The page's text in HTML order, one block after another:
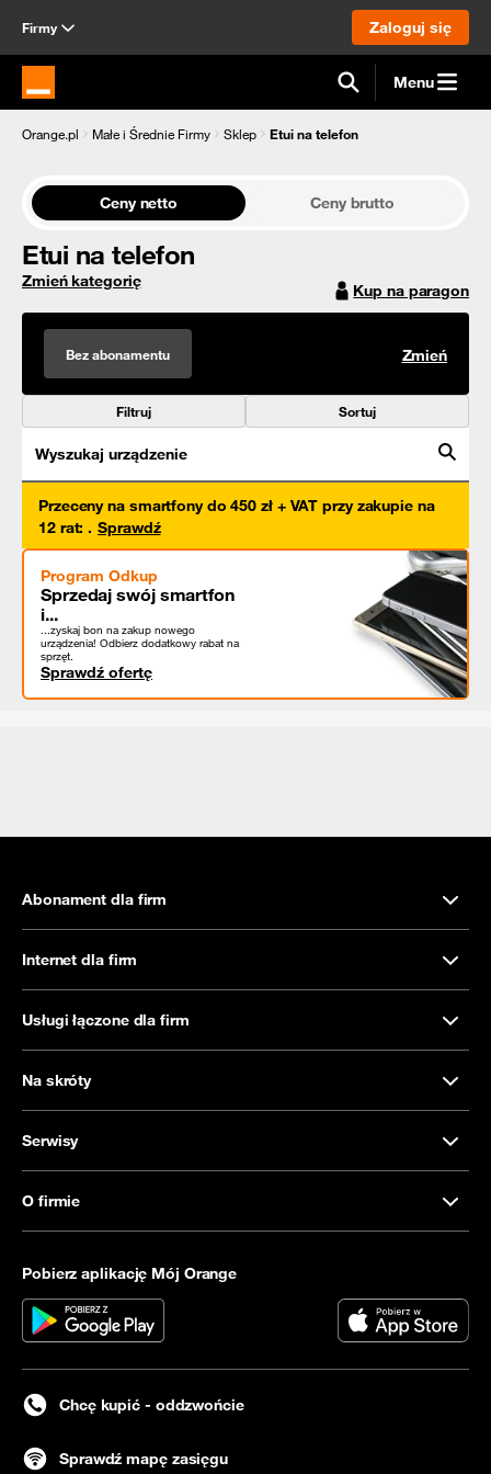
Firmy Zaloguj się
Strona główna Orange.pl Menu
Orange.pl Małe i Średnie Firmy Sklep Etui na telefon
Ceny netto Ceny brutto
Etui na telefon
Zmień kategorię Kup na paragon
Bez abonamentu Zmień
Filtruj Sortuj
Wyszukaj urządzenie
Przeceny na smartfony do 450 zł + VAT przy zakupie na
12 rat: . Sprawdź
Program Odkup
Sprzedaj swój smartfon
i...
...zyskaj bon na zakup nowego
urządzenia! Odbierz dodatkowy rabat na
sprzęt.
Sprawdź ofertę
Abonament dla firm
Internet dla firm
Usługi łączone dla firm
Na skróty
Serwisy
O firmie
Pobierz aplikację Mój Orange
Chcę kupić - oddzwońcie
Sprawdź mapę zasięgu